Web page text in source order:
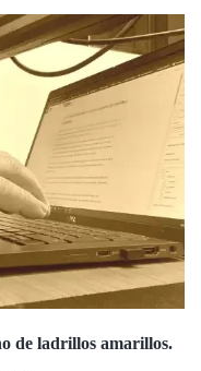
de ladrillos amarillos.